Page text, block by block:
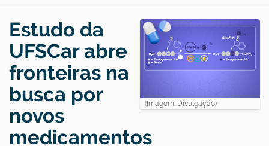
a
(Imagem: Divulgação)
Estudo da
UFSCar abre
fronteiras na
busca por
novos
medicamentos